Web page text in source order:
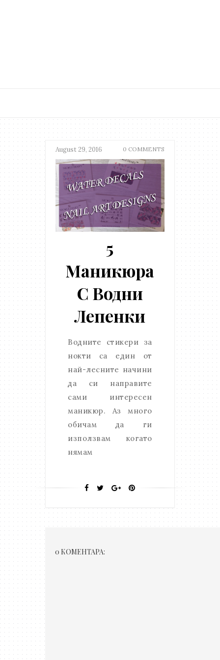
August 29, 2016 0 COMMENTS
5
Маникюра
С Водни
Лепенки
Водните стикери за
нокти са един от
най-лесните начини
да си направите
сами интересен
маникюр. Аз много
обичам да ги
използвам когато
нямам
0 КОМЕНТАРА: